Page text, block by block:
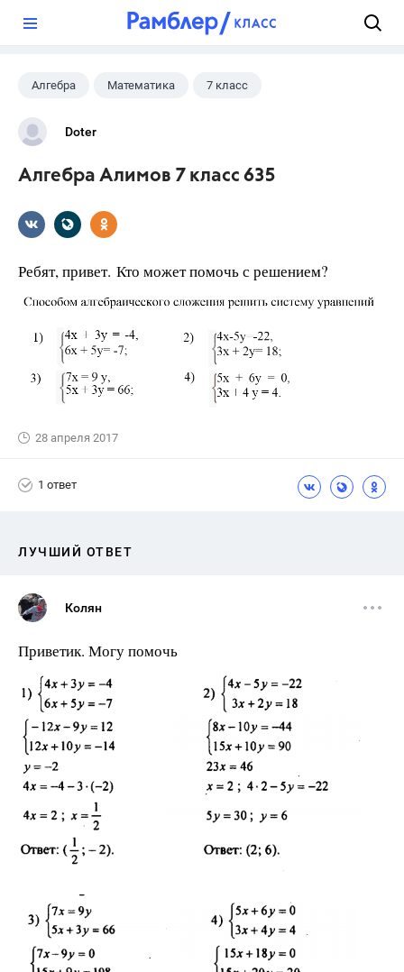
Алгебра Математика 7 класс
Doter
Алгебра Алимов 7 класс 635
Ребят, привет. Кто может помочь с решением?
28 апреля 2017
1 ответ
ЛУЧШИЙ ОТВЕТ
Колян
Приветик. Могу помочь